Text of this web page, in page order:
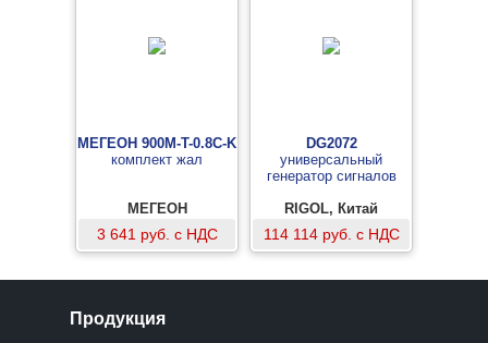
МЕГЕОН 900M-T-0.8C-K
комплект жал
МЕГЕОН
3 641 руб. с НДС
DG2072
универсальный
генератор сигналов
RIGOL, Китай
114 114 руб. с НДС
Продукция